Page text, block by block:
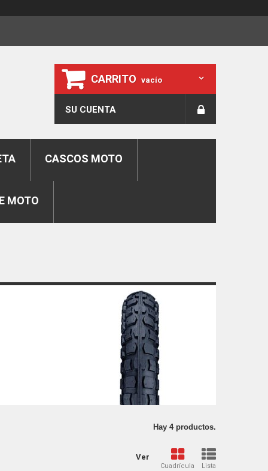
CARRITO vacío
SU CUENTA
CASCOS MOTO
MOTO
Hay 4 productos.
Ver
Cuadrícula Lista